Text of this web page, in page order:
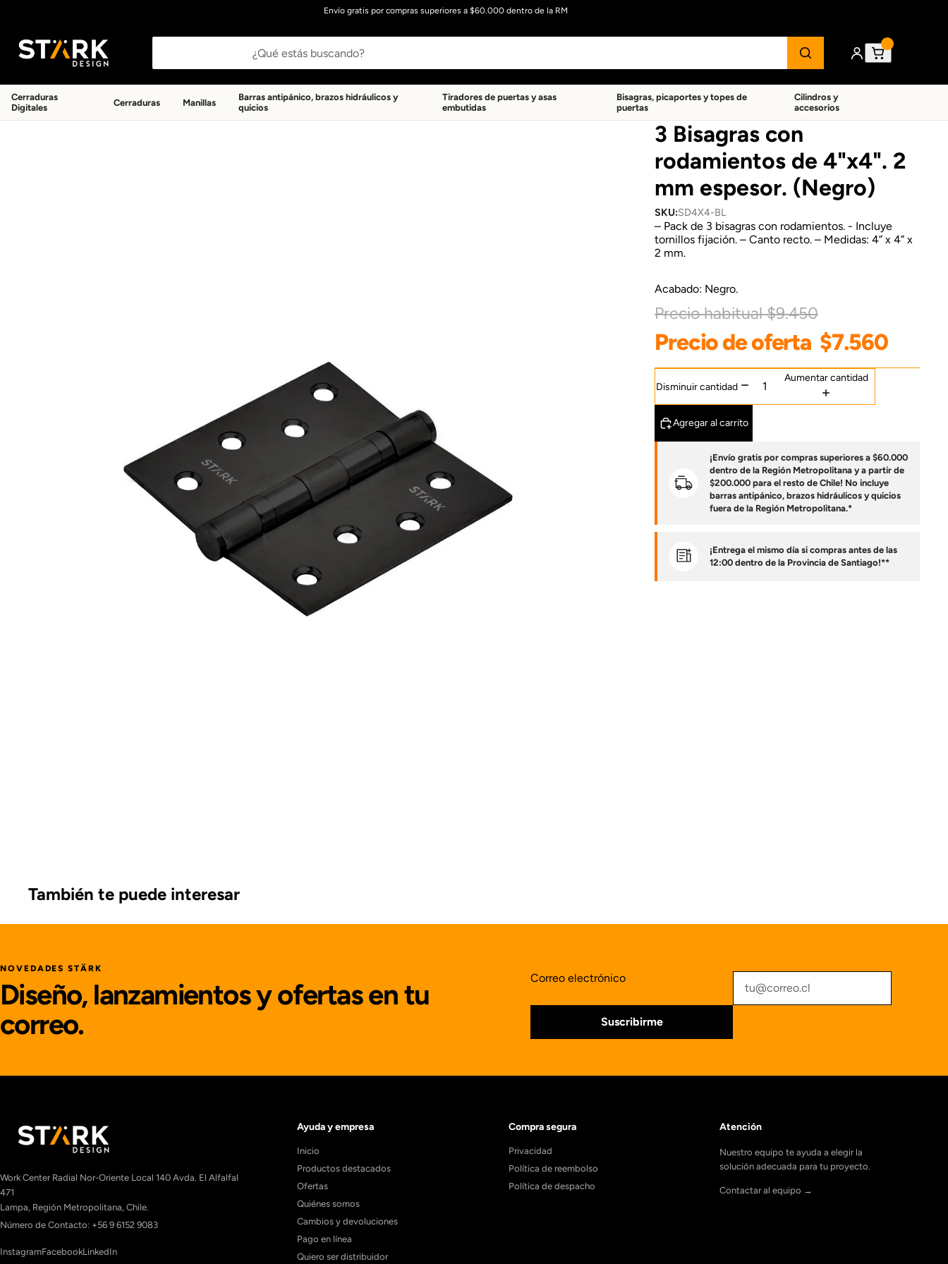
Envío gratis por compras superiores a $60.000 dentro de la RM
Cerraduras
Digitales
Cerraduras Manillas
Barras antipánico, brazos hidráulicos y
quicios
Tiradores de puertas y asas
embutidas
Bisagras, picaportes y topes de
puertas
Cilindros y
accesorios
3 Bisagras con
rodamientos de 4"x4". 2
mm espesor. (Negro)
SKU:SD4X4-BL
– Pack de 3 bisagras con rodamientos. - Incluye
tornillos fijación. – Canto recto. – Medidas: 4” x 4” x
2 mm.
Acabado: Negro.
Precio habitual$9.450
Precio de oferta $7.560
Disminuir cantidad
Aumentar cantidad
Agregar al carrito
¡Envío gratis por compras superiores a $60.000
dentro de la Región Metropolitana y a partir de
$200.000 para el resto de Chile! No incluye
barras antipánico, brazos hidráulicos y quicios
fuera de la Región Metropolitana.*
¡Entrega el mismo día si compras antes de las
12:00 dentro de la Provincia de Santiago!**
También te puede interesar
NOVEDADES STÄRK
Diseño, lanzamientos y ofertas en tu
correo.
Correo electrónico
Suscribirme
Work Center Radial Nor-Oriente Local 140 Avda. El Alfalfal
471
Lampa, Región Metropolitana, Chile.
Número de Contacto: +56 9 6152 9083
InstagramFacebookLinkedIn
Ayuda y empresa
Inicio
Productos destacados
Ofertas
Quiénes somos
Cambios y devoluciones
Pago en línea
Quiero ser distribuidor
Compra segura
Privacidad
Política de reembolso
Política de despacho
Atención
Nuestro equipo te ayuda a elegir la
solución adecuada para tu proyecto.
Contactar al equipo →